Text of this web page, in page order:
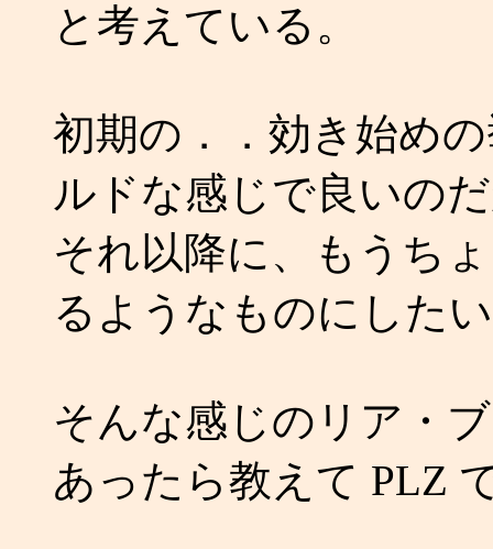
と考えている。
初期の．．効き始め
ルドな感じで良いの
それ以降に、もうち
るようなものにした
そんな感じのリア・
あったら教えて PLZ